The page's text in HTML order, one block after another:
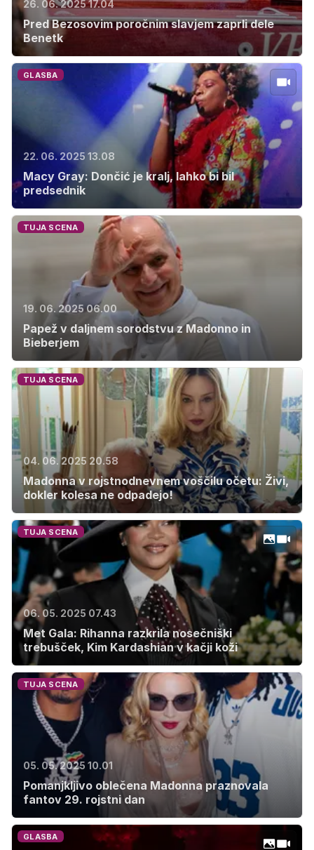
26. 06. 2025 17.04
Pred Bezosovim poročnim slavjem zaprli dele
Benetk
GLASBA
22. 06. 2025 13.08
Macy Gray: Dončić je kralj, lahko bi bil
predsednik
TUJA SCENA
19. 06. 2025 06.00
Papež v daljnem sorodstvu z Madonno in
Bieberjem
TUJA SCENA
04. 06. 2025 20.58
Madonna v rojstnodnevnem voščilu očetu: Živi,
dokler kolesa ne odpadejo!
TUJA SCENA
06. 05. 2025 07.43
Met Gala: Rihanna razkrila nosečniški
trebušček, Kim Kardashian v kačji koži
TUJA SCENA
05. 05. 2025 10.01
Pomanjkljivo oblečena Madonna praznovala
fantov 29. rojstni dan
GLASBA